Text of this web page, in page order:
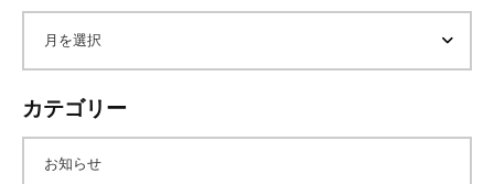
索
ー
カテゴリー
お知らせ